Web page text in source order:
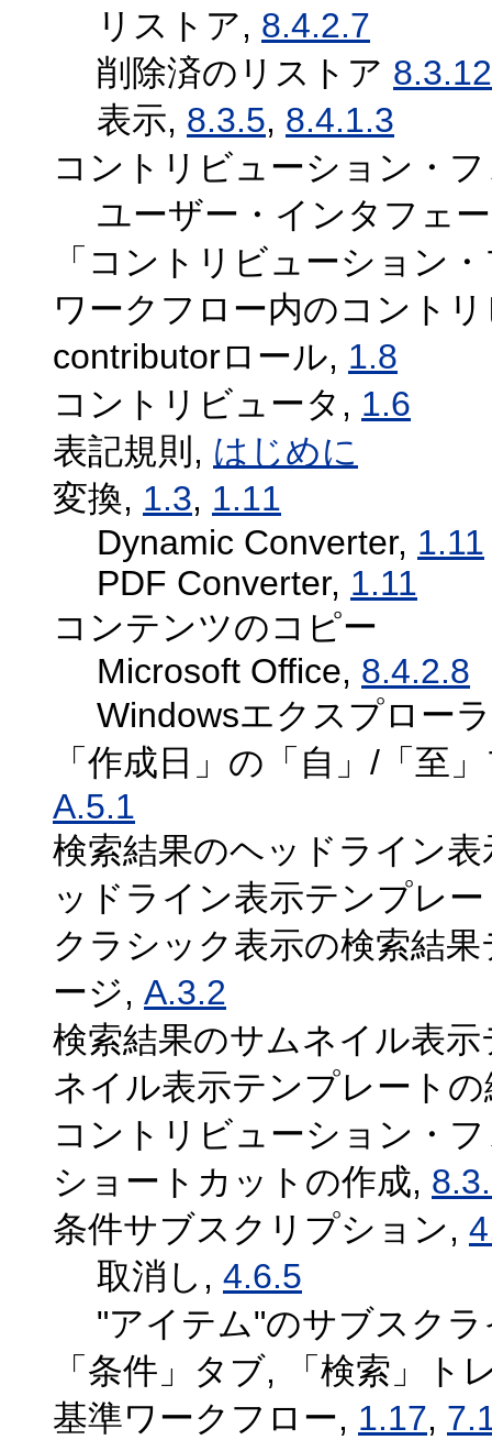
リストア, 8.4.2.7
削除済のリストア
表示, 8.3.5, 8.4.1.3
コントリビューション・
ユーザー・インタフェ
「コントリビューション
ワークフロー内のコント
contributorロール, 1.8
コントリビュータ, 1.6
表記規則, はじめに
変換, 1.3, 1.11
Dynamic Converter, 1.11
PDF Converter, 1.11
コンテンツのコピー
Microsoft Office, 8.4.2.8
Windowsエクスプロー
「作成日」の「自」/「至
A.5.1
検索結果のヘッドライン
ッドライン表示テンプレ
クラシック表示の検索結
ージ, A.3.2
検索結果のサムネイル表
ネイル表示テンプレート
コントリビューション・
ショートカットの作成,
条件サブスクリプション,
取消し, 4.6.5
"アイテム"のサブスク
「条件」タブ, 「検索」ト
基準ワークフロー, 1.17,